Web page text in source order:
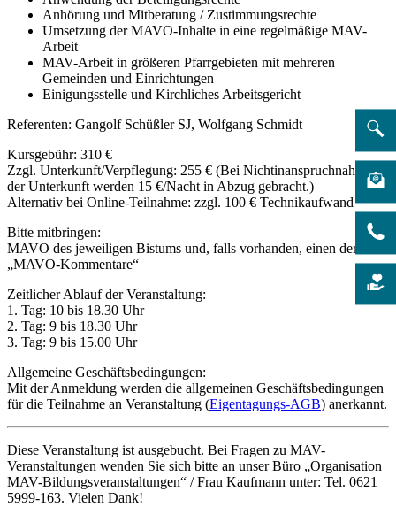
Anhörung und Mitberatung / Zustimmungsrechte
Umsetzung der MAVO-Inhalte in eine regelmäßige MAV-
Arbeit
MAV-Arbeit in größeren Pfarrgebieten mit mehreren
Gemeinden und Einrichtungen
Einigungsstelle und Kirchliches Arbeitsgericht
Referenten: Gangolf Schüßler SJ, Wolfgang Schmidt
Kursgebühr: 310 €
Zzgl. Unterkunft/Verpflegung: 255 € (Bei Nichtinanspruchnahme
der Unterkunft werden 15 €/Nacht in Abzug gebracht.)
Alternativ bei Online-Teilnahme: zzgl. 100 € Technikaufwand
Bitte mitbringen:
MAVO des jeweiligen Bistums und, falls vorhanden, einen der
„MAVO-Kommentare“
Zeitlicher Ablauf der Veranstaltung:
1. Tag: 10 bis 18.30 Uhr
2. Tag: 9 bis 18.30 Uhr
3. Tag: 9 bis 15.00 Uhr
Allgemeine Geschäftsbedingungen:
Mit der Anmeldung werden die allgemeinen Geschäftsbedingungen
für die Teilnahme an Veranstaltung (Eigentagungs-AGB) anerkannt.
Diese Veranstaltung ist ausgebucht. Bei Fragen zu MAV-
Veranstaltungen wenden Sie sich bitte an unser Büro „Organisation
MAV-Bildungsveranstaltungen“ / Frau Kaufmann unter: Tel. 0621
5999-163. Vielen Dank!